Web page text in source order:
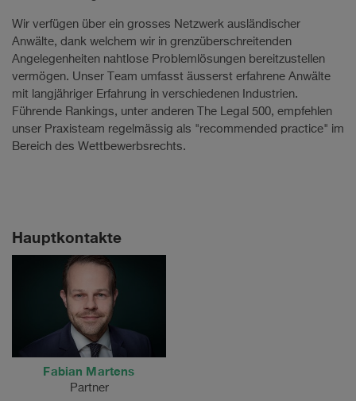
Wir verfügen über ein grosses Netzwerk ausländischer
Anwälte, dank welchem wir in grenzüberschreitenden
Angelegenheiten nahtlose Problemlösungen bereitzustellen
vermögen. Unser Team umfasst äusserst erfahrene Anwälte
mit langjähriger Erfahrung in verschiedenen Industrien.
Führende Rankings, unter anderen The Legal 500, empfehlen
unser Praxisteam regelmässig als "recommended practice" im
Bereich des Wettbewerbsrechts.
Hauptkontakte
Fabian Martens
Partner